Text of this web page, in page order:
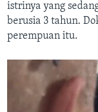
istrinya yang
berusia 3 tahun.
perempuan itu.